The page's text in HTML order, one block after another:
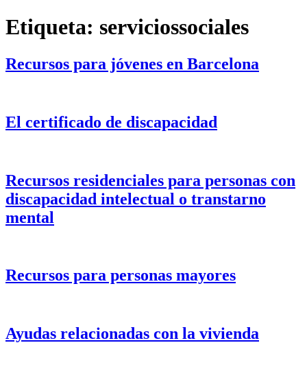
Etiqueta: serviciossociales
Recursos para jóvenes en Barcelona
El certificado de discapacidad
Recursos residenciales para personas con
discapacidad intelectual o transtarno
mental
Recursos para personas mayores
Ayudas relacionadas con la vivienda